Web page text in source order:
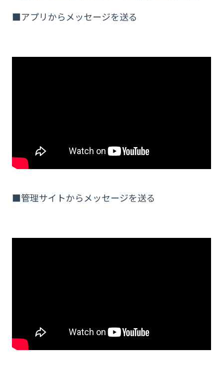
■アプリからメッセージを送る
■管理サイトからメッセージを送る